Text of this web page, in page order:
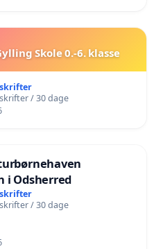
Skole 0.-6. klasse
/ 30 dage
i Odsherred
/ 30 dage